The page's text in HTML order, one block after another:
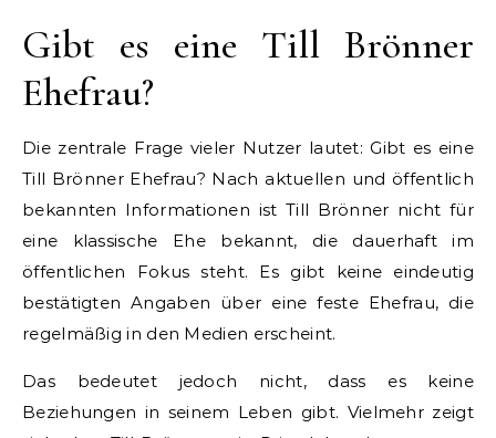
Gibt es eine Till Brönner
Ehefrau?
Die zentrale Frage vieler Nutzer lautet: Gibt es eine
Till Brönner Ehefrau? Nach aktuellen und öffentlich
bekannten Informationen ist Till Brönner nicht für
eine klassische Ehe bekannt, die dauerhaft im
öffentlichen Fokus steht. Es gibt keine eindeutig
bestätigten Angaben über eine feste Ehefrau, die
regelmäßig in den Medien erscheint.
Das bedeutet jedoch nicht, dass es keine
Beziehungen in seinem Leben gibt. Vielmehr zeigt